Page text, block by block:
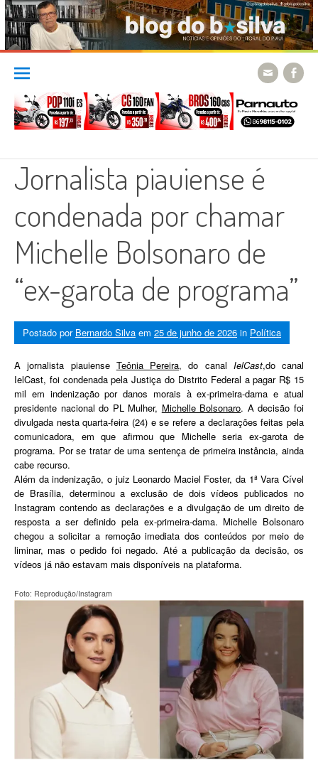
Skip
content
Jornalista piauiense é
condenada por chamar
Michelle Bolsonaro de
“ex-garota de programa”
Postado por Bernardo Silva em 25 de junho de 2026 in Política
A jornalista piauiense Teônia Pereira, do canal IelCast,do canal
IelCast, foi condenada pela Justiça do Distrito Federal a pagar R$ 15
mil em indenização por danos morais à ex-primeira-dama e atual
presidente nacional do PL Mulher, Michelle Bolsonaro. A decisão foi
divulgada nesta quarta-feira (24) e se refere a declarações feitas pela
comunicadora, em que afirmou que Michelle seria ex-garota de
programa. Por se tratar de uma sentença de primeira instância, ainda
cabe recurso.
Além da indenização, o juiz Leonardo Maciel Foster, da 1ª Vara Cível
de Brasília, determinou a exclusão de dois vídeos publicados no
Instagram contendo as declarações e a divulgação de um direito de
resposta a ser definido pela ex-primeira-dama. Michelle Bolsonaro
chegou a solicitar a remoção imediata dos conteúdos por meio de
liminar, mas o pedido foi negado. Até a publicação da decisão, os
vídeos já não estavam mais disponíveis na plataforma.
Foto: Reprodução/Instagram